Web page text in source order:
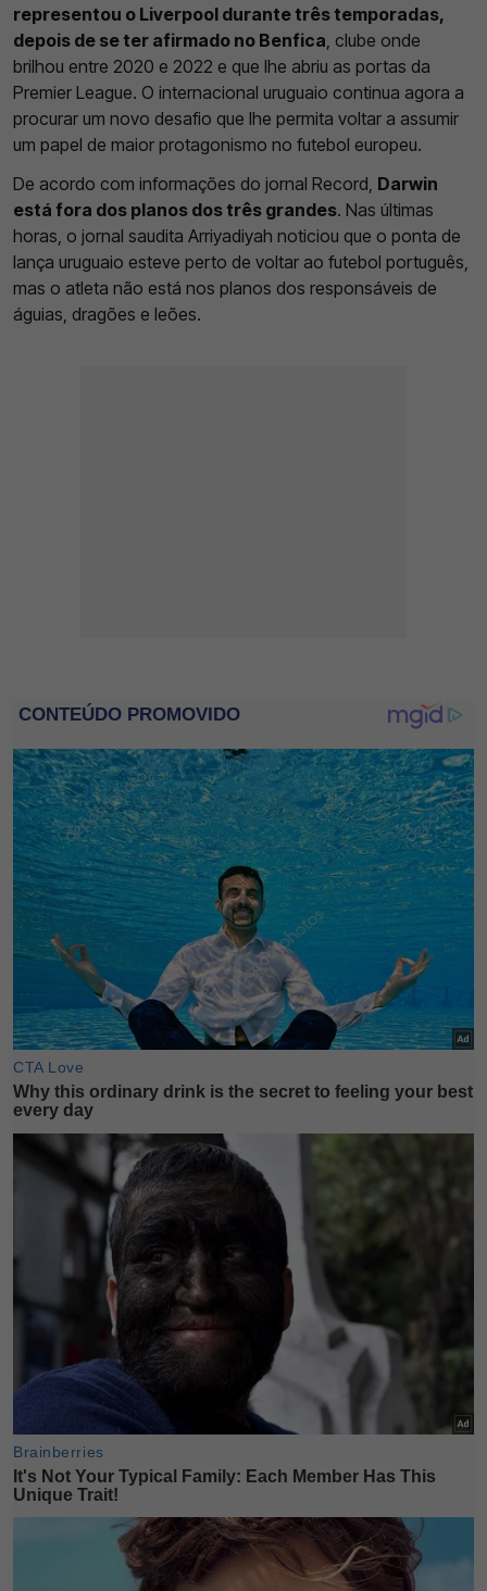
representou o Liverpool durante três temporadas,
depois de se ter afirmado no Benfica , clube onde
brilhou entre 2020 e 2022 e que lhe abriu as portas da
Premier League. O internacional uruguaio continua agora a
procurar um novo desafio que lhe permita voltar a assumir
um papel de maior protagonismo no futebol europeu.
De acordo com informações do jornal Record, Darwin
está fora dos planos dos três grandes. Nas últimas
horas, o jornal saudita Arriyadiyah noticiou que o ponta de
lança uruguaio esteve perto de voltar ao futebol português,
mas o atleta não está nos planos dos responsáveis de
águias, dragões e leões.